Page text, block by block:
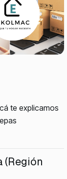
te explicamos
(Región